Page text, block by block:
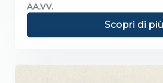
AA.VV.
Scopri di più